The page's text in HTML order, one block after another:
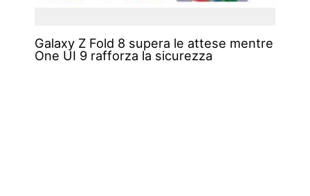
Galaxy Z Fold 8 supera le attese mentre
One UI 9 rafforza la sicurezza